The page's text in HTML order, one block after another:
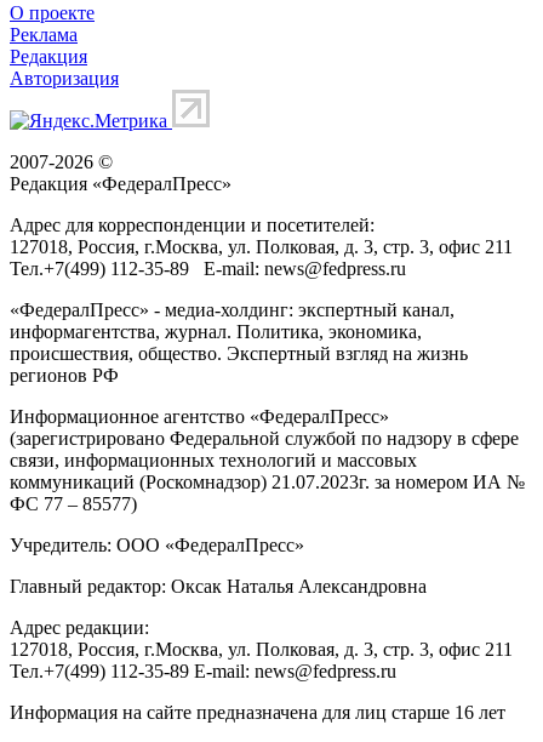
О проекте
Реклама
Редакция
Авторизация
2007-2026 ©
Редакция «ФедералПресс»
Адрес для корреспонденции и посетителей:
127018, Россия, г.Москва, ул. Полковая, д. 3, стр. 3, офис 211
Тел.+7(499) 112-35-89 E-mail: news@fedpress.ru
«ФедералПресс» - медиа-холдинг: экспертный канал,
информагентства, журнал. Политика, экономика,
происшествия, общество. Экспертный взгляд на жизнь
регионов РФ
Информационное агентство «ФедералПресс»
(зарегистрировано Федеральной службой по надзору в сфере
связи, информационных технологий и массовых
коммуникаций (Роскомнадзор) 21.07.2023г. за номером ИА №
ФС 77 – 85577)
Учредитель: ООО «ФедералПресс»
Главный редактор: Оксак Наталья Александровна
Адрес редакции:
127018, Россия, г.Москва, ул. Полковая, д. 3, стр. 3, офис 211
Тел.+7(499) 112-35-89 E-mail: news@fedpress.ru
Информация на сайте предназначена для лиц старше 16 лет